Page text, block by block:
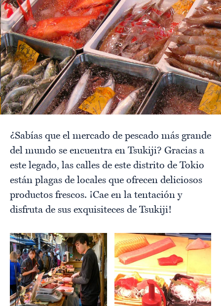
¿Sabías que el mercado de pescado más grande
del mundo se encuentra en Tsukiji? Gracias a
este legado, las calles de este distrito de Tokio
están plagas de locales que ofrecen deliciosos
productos frescos. ¡Cae en la tentación y
disfruta de sus exquisiteces de Tsukiji!